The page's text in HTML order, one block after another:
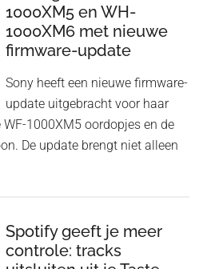
1000XM5 en WH-
1000XM6 met nieuwe
firmware-update
Sony heeft een nieuwe firmware-
update uitgebracht voor haar
1000XM5 oordopjes en de
De update brengt niet alleen
Spotify geeft je meer
controle: tracks